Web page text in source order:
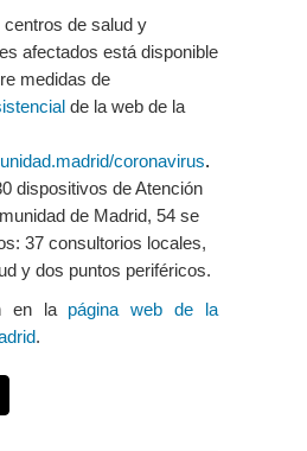
centros de salud y
afectados está disponible
medidas de
de la web de la
coronavirus.
dispositivos de Atención
de Madrid, 54 se
37 consultorios locales,
y dos puntos periféricos.
en la página web de la
.